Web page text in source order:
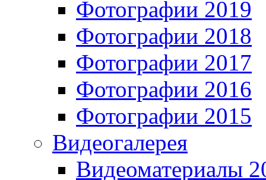
Фотографии 2019
Фотографии 2018
Фотографии 2017
Фотографии 2016
Фотографии 2015
Видеогалерея
Видеоматериалы